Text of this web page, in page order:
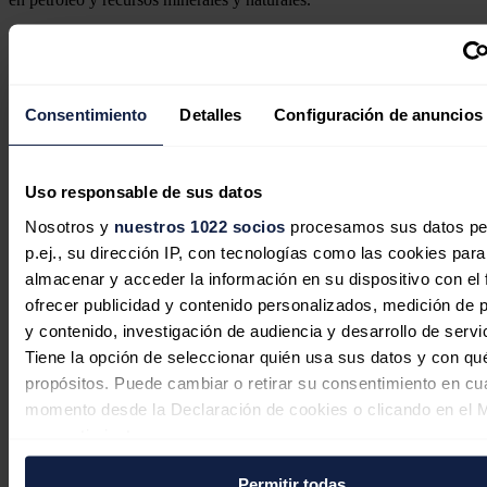
Consentimiento Detalles Configuración de anuncios
Uso responsable de sus datos
Nosotros y nuestros 1022 socios procesamos sus datos
p.ej., su dirección IP, con tecnologías como las cookies para
almacenar y acceder la información en su dispositivo con el
ofrecer publicidad y contenido personalizados, medición de
y contenido, investigación de audiencia y desarrollo de
Tiene la opción de seleccionar quién usa sus datos y con
propósitos. Puede cambiar o retirar su consentimiento en
momento desde la Declaración de cookies o clicando en el
El Ejecutivo de Nicolás Maduro aseguró asimismo esta semana que
territorio".
Noticias relacionadas
El petróleo de Texas sube un 1,4 %, a
76,27 dólares, pendiente de acuerdo
para abrir Ormuz
Redacción06/08/2026
BP gana un 235% más hasta junio